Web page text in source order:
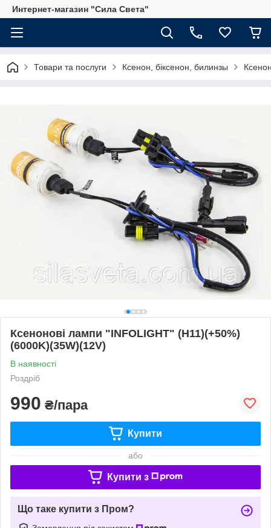
Интернет-магазин "Сила Света"
Товари та послуги Ксенон, біксенон, билинзы
Ксенонові лампи "INFOLIGHT" (H11)(+50%)
(6000K)(35W)(12V)
В наявності
Роздріб
990 ₴/пара
Купити
або
Купити з
Що таке купити з Пром?